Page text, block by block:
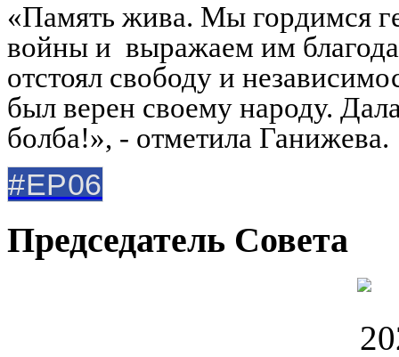
«Память жива. Мы гордимся
войны и выражаем им
отстоял свободу и
был верен своему народу.
болба!», - отметила Ганижева.
#ЕР06
Председатель Совета